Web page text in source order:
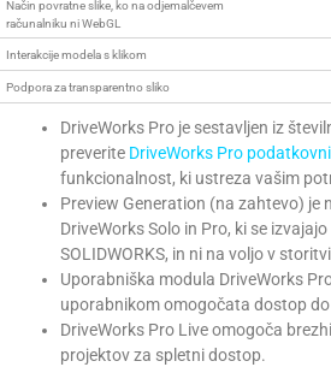
Način povratne slike, ko na odjemalčevem
računalniku ni WebGL
Interakcije modela s klikom
Podpora za transparentno sliko
DriveWorks Pro je sestavljen iz
preverite DriveWorks Pro
funkcionalnost, ki ustreza vašim
Preview Generation (na zahtevo) je
DriveWorks Solo in Pro, ki se
SOLIDWORKS, in ni na voljo v
Uporabniška modula DriveWorks
uporabnikom omogočata dostop
DriveWorks Pro Live omogoča
projektov za spletni dostop.